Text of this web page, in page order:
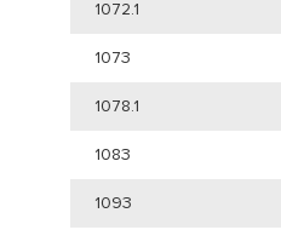
1072.1
1073
1078.1
1083
1093